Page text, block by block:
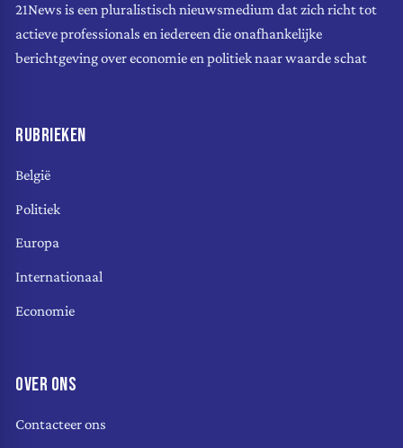
21News is een pluralistisch nieuwsmedium dat zich richt tot
actieve professionals en iedereen die onafhankelijke
berichtgeving over economie en politiek naar waarde schat
RUBRIEKEN
België
Politiek
Europa
Internationaal
Economie
OVER ONS
Contacteer ons